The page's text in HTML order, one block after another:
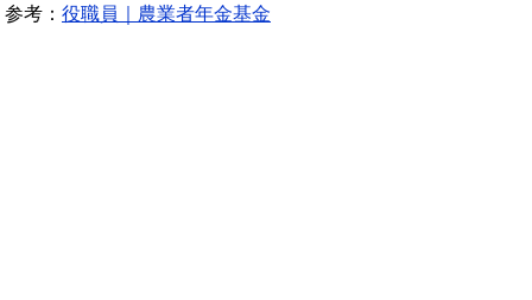
参考： 役職員｜農業者年金基金